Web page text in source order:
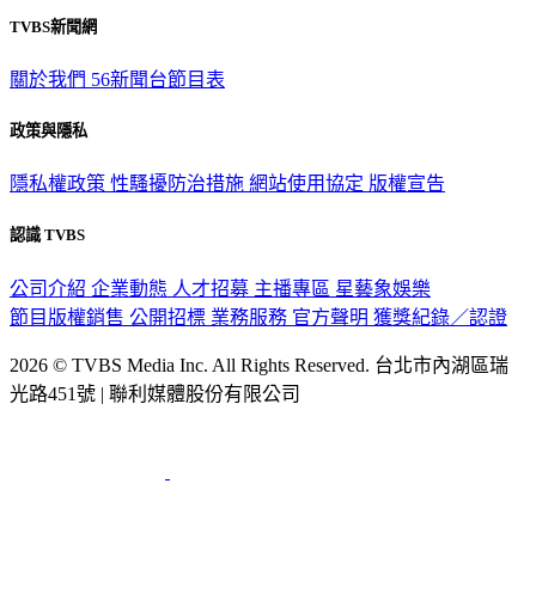
TVBS新聞網
關於我們 56新聞台節目表
政策與隱私
隱私權政策 性騷擾防治措施 網站使用協定 版權宣告
認識 TVBS
公司介紹 企業動態 人才招募 主播專區 星藝象娛樂
節目版權銷售 公開招標 業務服務 官方聲明 獲獎紀錄／認證
2026 © TVBS Media Inc. All Rights Reserved. 台北市內湖區瑞
光路451號 | 聯利媒體股份有限公司